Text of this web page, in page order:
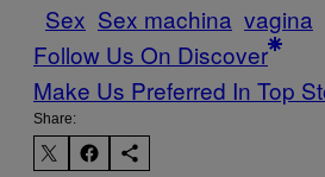
Sex Sex machina vagina
Follow Us On Discover
Make Us Preferred In Top
Share: